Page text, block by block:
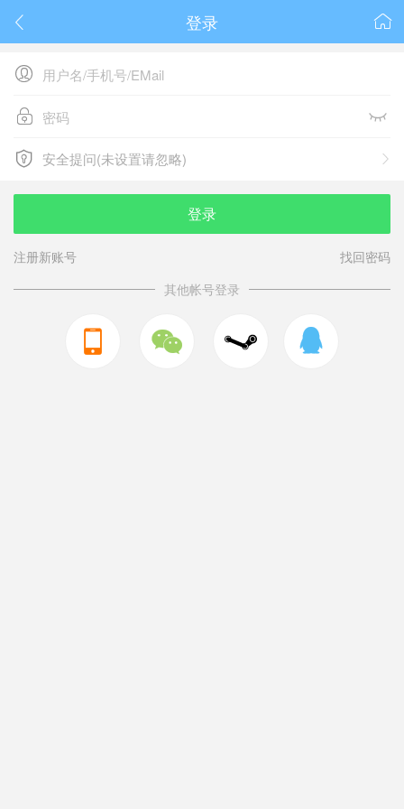
 
登录

 
 
安全提问(未设置请忽略)
安全提问(未设置请忽略)
登录
注册新账号
找回密码
其他帐号登录
  